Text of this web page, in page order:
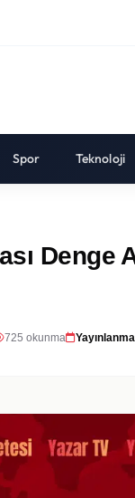
Spor Teknoloji
Denge
725 okunma